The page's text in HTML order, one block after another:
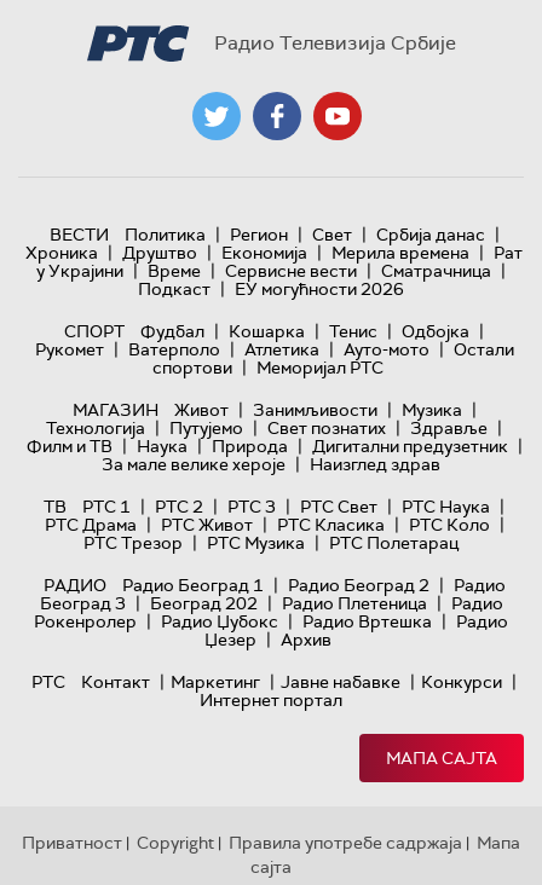
Радио Телевизија Србије
ВЕСТИ Политика | Регион | Свет | Србија данас |
Хроника | Друштво | Економија | Мерила времена | Рат
у Украјини | Време | Сервисне вести | Сматрачница |
Подкаст | ЕУ могућности 2026
СПОРТ
Фудбал | Кошарка | Тенис | Одбојка |
Рукомет | Ватерполо | Атлетика | Ауто-мото | Остали
спортови | Меморијал РТС
МАГАЗИН
Живот | Занимљивости | Музика |
Технологијa | Путујемо | Свет познатих | Здравље |
Филм и ТВ | Наука | Природа | Дигитални предузетник |
За мале велике хероје | Наизглед здрав
ТВ
РТС 1 | РТС 2 | РТС 3 | РТС Свет | РТС Наука |
РТС Драма | РТС Живот | РТС Класика | РТС Коло |
РТС Трезор | РТС Музика | РТС Полетарац
РАДИО
Радио Београд 1 | Радио Београд 2 | Радио
Београд 3 | Београд 202 | Радио Плетеница | Радио
Рокенролер | Радио Џубокс | Радио Вртешка | Радио
Џезер | Архив
РТС
Контакт | Маркетинг | Јавне набавке | Конкурси |
Интернет портал
МАПА САЈТА
Приватност | Copyright | Правила употребе садржаја | Мапа
сајта